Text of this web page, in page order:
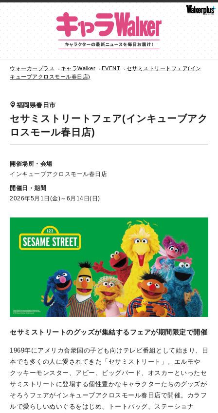
ウォーカープラス キャラWalker EVENT
セサミストリートフェア(イン
キューブアクロスモール春日店)
福岡県春日市
セサミストリートフェア(インキューブアク
ロスモール春日店)
開催場所・会場
インキューブアクロスモール春日店
開催日・期間
2026年5月1日(金)～6月14日(日)
セサミストリートのグッズが集結するフェアが期間限定で開催
1969年にアメリカ合衆国の子ども向けテレビ番組として始まり、日
本でも多くの人に愛されてきた「セサミストリート」。エルモや
クッキーモンスター、アビー、ビッグバード、オスカーといったセ
サミストリートに登場する個性豊かなキャラクターたちのグッズが
そろうフェアがインキューブアクロスモール春日店で開催。カラフ
ルで愛らしいぬいぐるをはじめ、トートバッグ、ステーショナ